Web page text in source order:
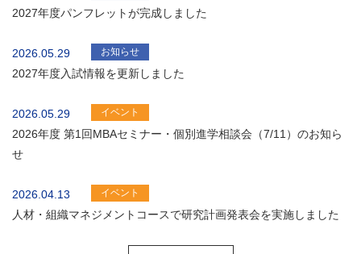
2027年度パンフレットが完成しました
2026.05.29 お知らせ
2027年度入試情報を更新しました
2026.05.29 イベント
2026年度 第1回MBAセミナー・個別進学相談会（7/11）のお知ら
せ
2026.04.13 イベント
人材・組織マネジメントコースで研究計画発表会を実施しました